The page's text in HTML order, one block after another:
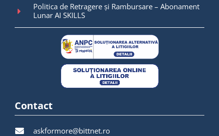
Politica de Retragere și Rambursare – Abonament
Lunar AI SKILLS
Contact
askformore@bittnet.ro